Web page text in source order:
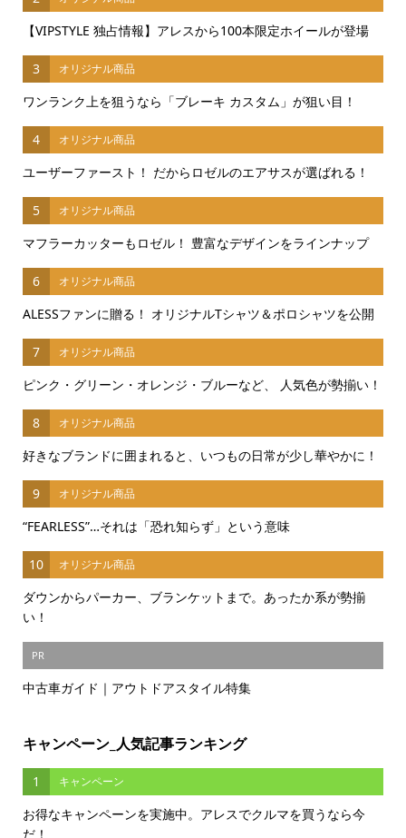
【VIPSTYLE 独占情報】アレスから100本限定ホイールが登場
3 オリジナル商品
ワンランク上を狙うなら「ブレーキ カスタム」が狙い目！
4 オリジナル商品
ユーザーファースト！ だからロゼルのエアサスが選ばれる！
5 オリジナル商品
マフラーカッターもロゼル！ 豊富なデザインをラインナップ
6 オリジナル商品
ALESSファンに贈る！ オリジナルTシャツ＆ポロシャツを公開
7 オリジナル商品
ピンク・グリーン・オレンジ・ブルーなど、 人気色が勢揃い！
8 オリジナル商品
好きなブランドに囲まれると、いつもの日常が少し華やかに！
9 オリジナル商品
“FEARLESS”…それは「恐れ知らず」という意味
10 オリジナル商品
ダウンからパーカー、ブランケットまで。あったか系が勢揃
い！
PR
中古車ガイド｜アウトドアスタイル特集
キャンペーン_人気記事ランキング
1 キャンペーン
お得なキャンペーンを実施中。アレスでクルマを買うなら今
だ！